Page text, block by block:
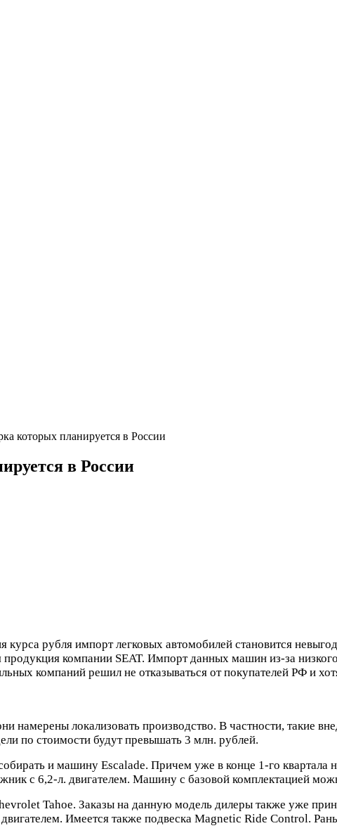
которых планируется в России
в России
курса рубля импорт легковых автомобилей становится
компании SEAT. Импорт данных машин из-за
компаний решил не отказываться от покупателей РФ и
локализовать производство. В частности, такие
по стоимости будут превышать 3 млн. рублей.
и машину Escalade. Причем уже в конце 1-го квартала
с 6,2-л. двигателем. Машину с базовой комплектацией
Tahoe. Заказы на данную модель дилеры также уже
Имеется также подвеска Magnetic Ride Control.